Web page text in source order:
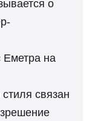
о
Еметра на
связан